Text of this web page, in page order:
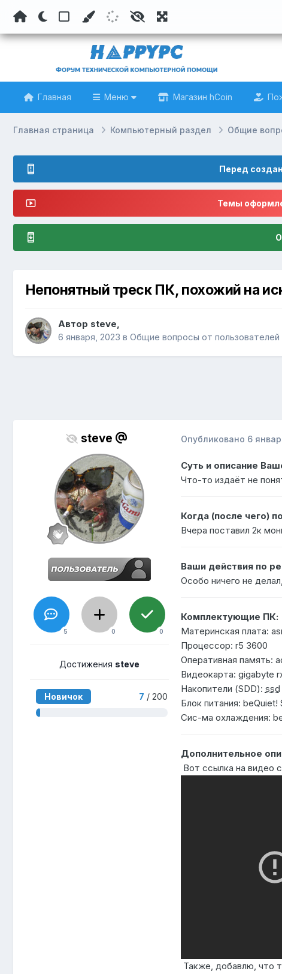
Главная Меню Магазин hCoin
Главная страница Компьютерный раздел Общие
Перед
Темы
Непонятный треск ПК, похожий на
Автор steve
6 января, 2023 в Общие вопросы от пользователей
steve
5 0 0
Достижения steve
Новичок 7 / 200
Опубликовано 6
Суть и описание
Что-то издаёт не
Когда (после чего)
Вчера поставил 2к
Ваши действия по
Особо ничего не
Комплектующие ПК:
Материнская плата:
Процессор: r5 3600
Оперативная память:
Видеокарта: gigabyte
Накопители (SDD): ssd
Блок питания:
Сис-ма охлаждения:
Дополнительное
Вот ссылка на видео
Также, добавлю, что